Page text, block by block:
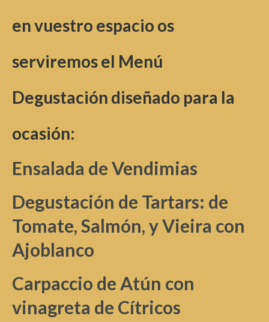
en vuestro espacio os
serviremos el Menú
Degustación diseñado para la
ocasión:
Ensalada de Vendimias
Degustación de Tartars: de
Tomate, Salmón, y Vieira con
Ajoblanco
Carpaccio de Atún con
vinagreta de Cítricos